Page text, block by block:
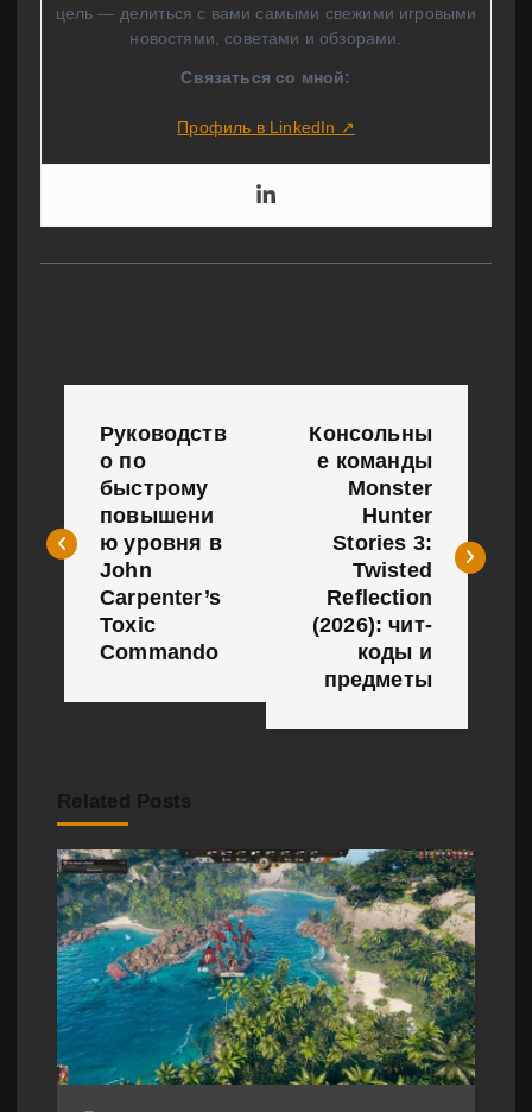
цель — делиться с вами самыми свежими игровыми
новостями, советами и обзорами.
Связаться со мной:
Профиль в LinkedIn ↗
и
я
п
о
з
а
п
и
Руководств
о по
быстрому
повышени
ю уровня в
John
Carpenter’s
Toxic
Commando
Консольны
е команды
Monster
Hunter
Stories 3:
Twisted
Reflection
(2026): чит-
коды и
предметы
Related Posts